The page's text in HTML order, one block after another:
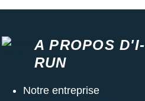
A PROPOS D'I-
RUN
Notre entreprise